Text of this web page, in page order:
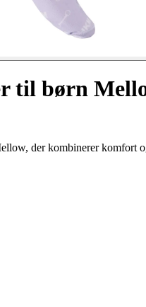
til børn
der kombinerer komfort